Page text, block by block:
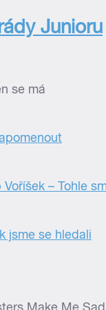
Junioru
se má
– Tohle
jsme se hledali
Make Me Sad